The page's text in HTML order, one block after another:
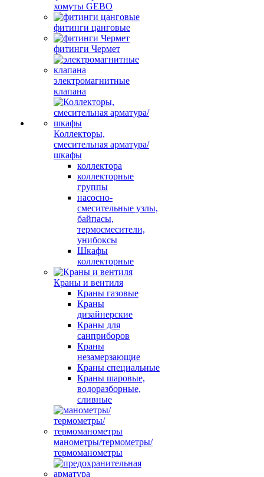
хомуты GEBO
фитинги цанговые
фитинги Чермет
электромагнитные
клапана
Коллекторы,
смесительная арматура/
шкафы
коллектора
коллекторные
группы
насосно-
смесительные узлы,
байпасы,
термосмесители,
унибоксы
Шкафы
коллекторные
Краны и вентиля
Краны газовые
Краны
дизайнерские
Краны для
санприборов
Краны
незамерзающие
Краны специальные
Краны шаровые,
водоразборные,
сливные
манометры/термометры/
термоманометры